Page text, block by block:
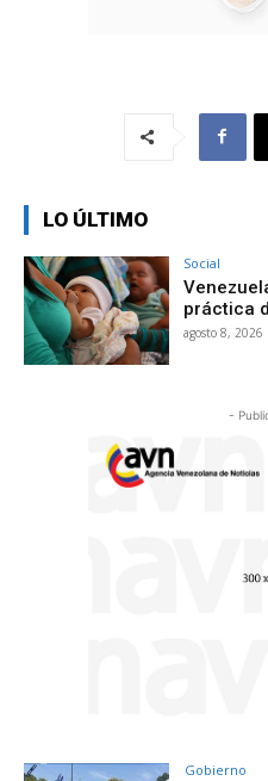
LO ÚLTIMO
Social
práctica
agosto 8, 2026
-
Gobierno